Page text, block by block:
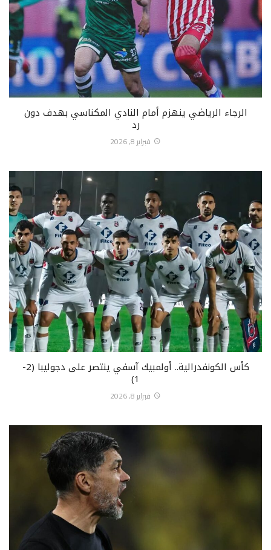
الرجاء الرياضي ينهزم أمام النادي المكناسي بهدف دون
رد
فبراير 8, 2026
كأس الكونفدرالية.. أولمبيك آسفي ينتصر على دجوليبا (2-
1)
فبراير 8, 2026